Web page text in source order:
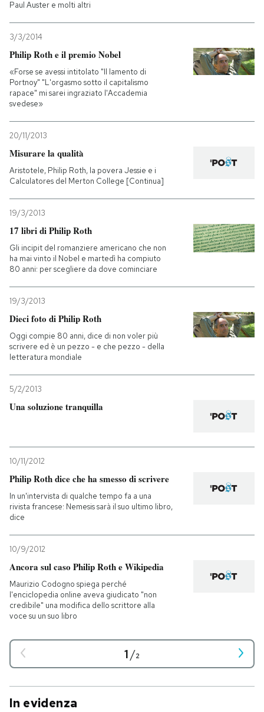
Paul Auster e molti altri
3/3/2014
Philip Roth e il premio Nobel
«Forse se avessi intitolato "Il lamento di
Portnoy" "L'orgasmo sotto il capitalismo
rapace" mi sarei ingraziato l'Accademia
svedese»
20/11/2013
Misurare la qualità
Aristotele, Philip Roth, la povera Jessie e i
Calculatores del Merton College [Continua]
19/3/2013
17 libri di Philip Roth
Gli incipit del romanziere americano che non
ha mai vinto il Nobel e martedì ha compiuto
80 anni: per scegliere da dove cominciare
19/3/2013
Dieci foto di Philip Roth
Oggi compie 80 anni, dice di non voler più
scrivere ed è un pezzo - e che pezzo - della
letteratura mondiale
5/2/2013
Una soluzione tranquilla
10/11/2012
Philip Roth dice che ha smesso di scrivere
In un'intervista di qualche tempo fa a una
rivista francese: Nemesis sarà il suo ultimo libro,
dice
10/9/2012
Ancora sul caso Philip Roth e Wikipedia
Maurizio Codogno spiega perché
l'enciclopedia online aveva giudicato "non
credibile" una modifica dello scrittore alla
voce su un suo libro
1/2
In evidenza